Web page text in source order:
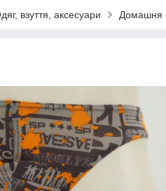
взуття, аксесуари Домашня